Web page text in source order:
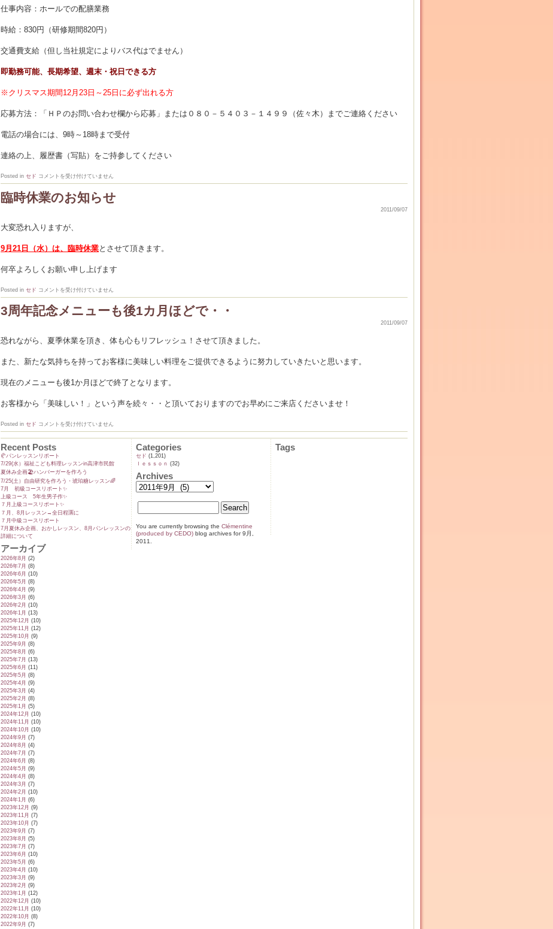
つ
は
仕事内容：ホールでの配膳業務
時給：830円（研修期間820円）
交通費支給（但し当社規定によりバス代はでません）
即勤務可能、長期希望、週末・祝日できる方
※クリスマス期間12月23日～25日に必ず出れる方
応募方法：「ＨＰのお問い合わせ欄から応募」または０８０－５４０３－１４９９（佐々木）までご連絡ください
電話の場合には、9時～18時まで受付
連絡の上、履歴書（写貼）をご持参してください
Posted in セド ク
リ
ス
マ
ス
け
て！
ー
タ
募
集！
は
コメントを受け付けていません
臨時休業のお知らせ
2011/09/07
大変恐れ入りますが、
9月21日（水）は、臨時休業とさせて頂きます。
何卒よろしくお願い申し上げます
Posted in セド 臨
時
業
の
コメントを受け付けていません
3周年記念メニューも後1カ月ほどで・・
2011/09/07
恐れながら、夏季休業を頂き、体も心もリフレッシュ！させて頂きました。
また、新たな気持ちを持ってお客様に美味しい料理をご提供できるように努力していきたいと思います。
現在のメニューも後1か月ほどで終了となります。
お客様から「美味しい！」という声を続々・・と頂いておりますのでお早めにご来店くださいませ！
Posted in セド 3
年
記
念
メ
ニ
ュ
ー
も
後
1
カ
月
ほ
ど
コメントを受け付けていません
Recent Posts
🥐パンレッスンリポート
7/29(水）福祉こども料理レッスンin高津市民館
夏休み企画🏖️ハンバーガーを作ろう
7/25(土）自由研究を作ろう・琥珀糖レッスン🌈
7月 初級コースリポート✨️
上級コース 5年生男子作✨️
７月上級コースリポート✨️
７月、8月レッスン→全日程🈵に
７月中級コースリポート
7月夏休み企画、おかしレッスン、8月パンレッスンの
詳細について
アーカイブ
2026年8月 (2)
2026年7月 (8)
2026年6月 (10)
2026年5月 (8)
2026年4月 (9)
2026年3月 (6)
2026年2月 (10)
2026年1月 (13)
2025年12月 (10)
2025年11月 (12)
2025年10月 (9)
2025年9月 (8)
2025年8月 (6)
2025年7月 (13)
2025年6月 (11)
2025年5月 (8)
2025年4月 (9)
2025年3月 (4)
2025年2月 (8)
2025年1月 (5)
2024年12月 (10)
2024年11月 (10)
2024年10月 (10)
2024年9月 (7)
2024年8月 (4)
2024年7月 (7)
2024年6月 (8)
2024年5月 (9)
2024年4月 (8)
2024年3月 (7)
2024年2月 (10)
2024年1月 (6)
2023年12月 (9)
2023年11月 (7)
2023年10月 (7)
2023年9月 (7)
2023年8月 (5)
2023年7月 (7)
2023年6月 (10)
2023年5月 (6)
2023年4月 (10)
2023年3月 (9)
2023年2月 (9)
2023年1月 (12)
2022年12月 (10)
2022年11月 (10)
2022年10月 (8)
2022年9月 (7)
Categories
セド (1,201)
ｌｅｓｓｏｎ (32)
Archives
You are currently browsing the Clémentine
(produced by CEDO)blog archives for 9月,
2011.
Tags